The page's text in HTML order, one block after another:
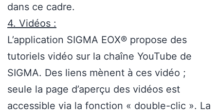
dans ce cadre.
4. Vidéos :
L’application SIGMA EOX® propose des
tutoriels vidéo sur la chaîne YouTube de
SIGMA. Des liens mènent à ces vidéo ;
seule la page d’aperçu des vidéos est
accessible via la fonction « double-clic ». La